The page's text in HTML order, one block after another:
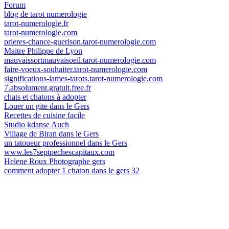
Forum
blog de tarot numerologie
tarot-numerologie.fr
tarot-numerologie.com
prieres-chance-guerison.tarot-numerologie.com
Maitre Philippe de Lyon
mauvaissortmauvaisoeil.tarot-numerologie.com
faire-voeux-souhaiter.tarot-numerologie.com
significations-lames-tarots.tarot-numerologie.com
7.absolument.gratuit.free.fr
chats et chatons à adopter
Louer un gite dans le Gers
Recettes de cuisine facile
Studio kdanse Auch
Village de Biran dans le Gers
un tatoueur professionnel dans le Gers
www.les7septpechescapitaux.com
Helene Roux Photographe gers
comment adopter 1 chaton dans le gers 32